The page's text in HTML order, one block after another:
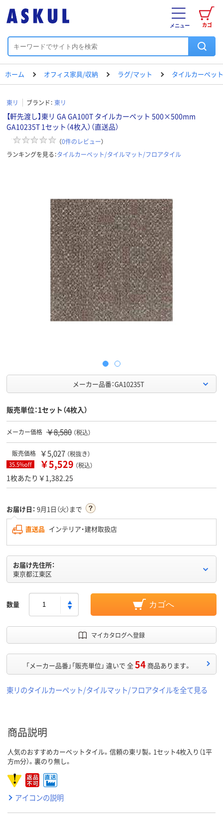
カゴ
メニュー
ホーム オフィス家具/収納 ラグ/マット タイルカーペッ
東リ ブランド： 東リ
【軒先渡し】東リ GA GA100T タイルカーペット 500×500mm
GA10235T 1セット（4枚入）（直送品）
（0件のレビュー）
ランキングを見る：タイルカーペット/タイルマット/フロアタイル
メーカー品番：GA10235T
販売単位：1セット（4枚入）
メーカー価格 ￥8,580 （税込）
販売価格 ￥5,027 （税抜き）
35.5%off ￥5,529 （税込）
1枚あたり￥1,382.25
お届け日： 9月1日（火）まで
直送品 インテリア・建材取扱店
お届け先住所：
東京都江東区
数量 カゴへ
マイカタログへ登録
「メーカー品番」「販売単位」 違いで 全54 商品あります。
東リのタイルカーペット/タイルマット/フロアタイルを全て見る
商品説明
人気のおすすめカーペットタイル。信頼の東リ製。1セット4枚入り（1平
方m分）。裏のり無し。
アイコンの説明